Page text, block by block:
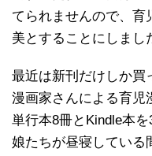
てられませんので、育
美とすることにしまし
最近は新刊だけしか買
漫画家さんによる育児
単行本8冊とKindle本を
娘たちが昼寝している